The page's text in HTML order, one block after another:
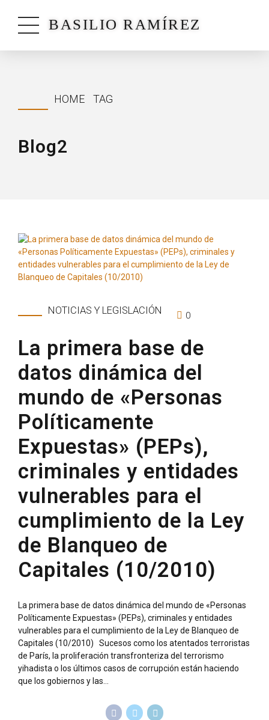
BASILIO RAMÍREZ
HOME TAG
Blog2
NOTICIAS Y LEGISLACIÓN 0
La primera base de
datos dinámica del
mundo de «Personas
Políticamente
Expuestas» (PEPs),
criminales y entidades
vulnerables para el
cumplimiento de la Ley
de Blanqueo de
Capitales (10/2010)
La primera base de datos dinámica del mundo de «Personas
Políticamente Expuestas» (PEPs), criminales y entidades
vulnerables para el cumplimiento de la Ley de Blanqueo de
Capitales (10/2010) Sucesos como los atentados terroristas
de París, la proliferación transfronteriza del terrorismo
yihadista o los últimos casos de corrupción están haciendo
que los gobiernos y las...